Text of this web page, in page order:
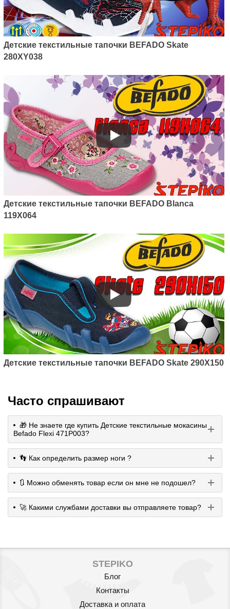
Детские текстильные тапочки BEFADO Skate
280XY038
Детские текстильные тапочки BEFADO Blanca
119X064
Детские текстильные тапочки BEFADO Skate 290X150
Часто спрашивают
🎁 Не знаете где купить Детские текстильные мокасины
Befado Flexi 471P003?
👣 Как определить размер ноги ?
🔃 Можно обменять товар если он мне не подошел?
🚀 Какими службами доставки вы отправляете товар?
STEPIKO
Блог
Контакты
Доставка и оплата